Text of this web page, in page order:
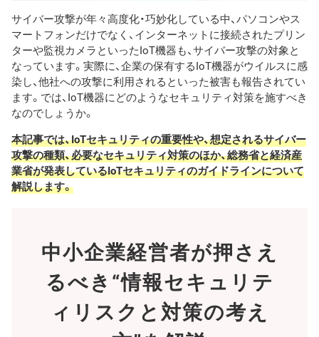
サイバー攻撃が年々高度化・巧妙化している中、パソコンやス
マートフォンだけでなく、インターネットに接続されたプリン
ターや監視カメラといったIoT機器も、サイバー攻撃の対象と
なっています。実際に、企業の保有するIoT機器がウイルスに感
染し、他社への攻撃に利用されるといった被害も報告されてい
ます。では、IoT機器にどのようなセキュリティ対策を施すべき
なのでしょうか。
本記事では、IoTセキュリティの重要性や、想定されるサイバー
攻撃の種類、必要なセキュリティ対策のほか、総務省と経済産
業省が発表しているIoTセキュリティのガイドラインについて
解説します。
中小企業経営者が押さえ
るべき“情報セキュリテ
ィリスクと対策の考え